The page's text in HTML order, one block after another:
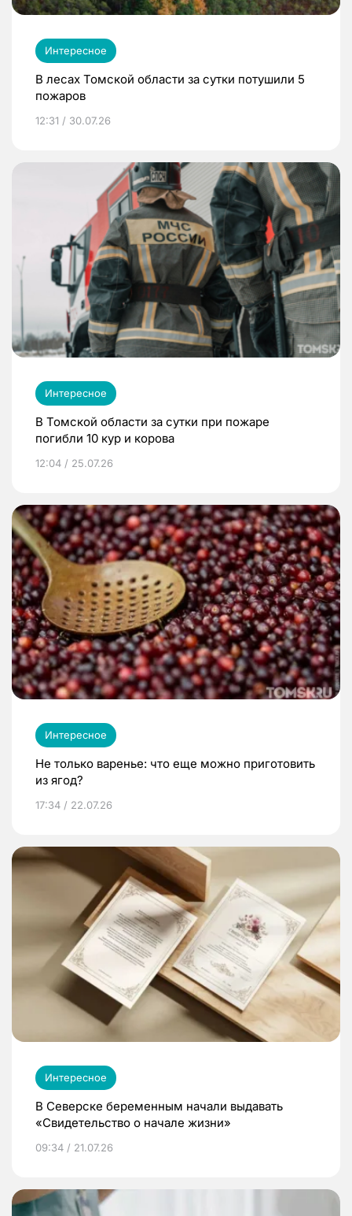
Интересное
В лесах Томской области за сутки потушили 5
пожаров
12:31 / 30.07.26
Интересное
В Томской области за сутки при пожаре
погибли 10 кур и корова
12:04 / 25.07.26
Интересное
Не только варенье: что еще можно приготовить
из ягод?
17:34 / 22.07.26
Интересное
В Северске беременным начали выдавать
«Свидетельство о начале жизни»
09:34 / 21.07.26